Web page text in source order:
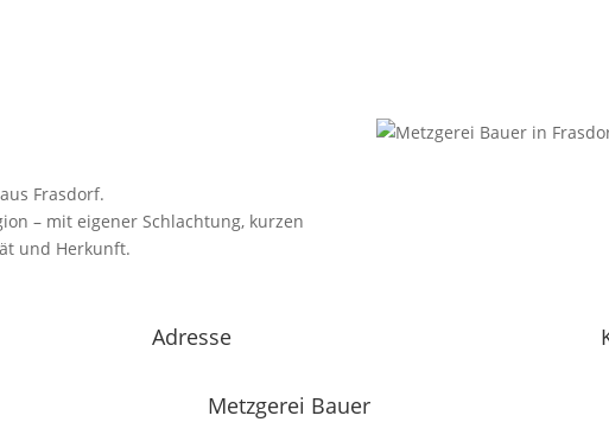
Frasdorf.
– mit eigener Schlachtung, kurzen
und Herkunft.
Adresse
Metzgerei Bauer